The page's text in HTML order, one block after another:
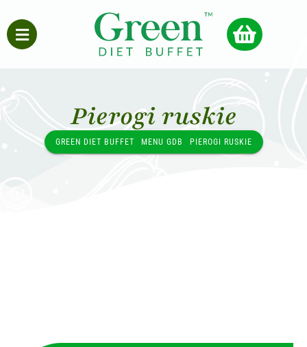
Pierogi ruskie
GREEN DIET BUFFET MENU GDB PIEROGI RUSKIE